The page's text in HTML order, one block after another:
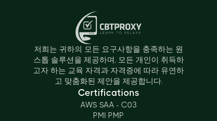
저희는 귀하의 모든 요구사항을 충족하는 원
스톱 솔루션을 제공하며, 모든 개인이 취득하
고자 하는 교육 자격과 자격증에 따라 유연하
고 맞춤화된 제안을 제공합니다.
Certifications
AWS SAA - C03
PMI PMP